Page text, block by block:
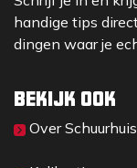
handige tips
dingen waar je
Bekijk ook
Over Sc​huurhuis